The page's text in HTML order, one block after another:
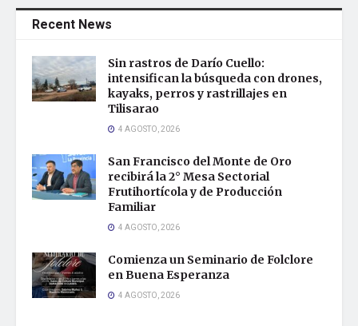
Recent News
Sin rastros de Darío Cuello:
intensifican la búsqueda con drones,
kayaks, perros y rastrillajes en
Tilisarao
4 AGOSTO, 2026
San Francisco del Monte de Oro
recibirá la 2° Mesa Sectorial
Frutihortícola y de Producción
Familiar
4 AGOSTO, 2026
Comienza un Seminario de Folclore
en Buena Esperanza
4 AGOSTO, 2026